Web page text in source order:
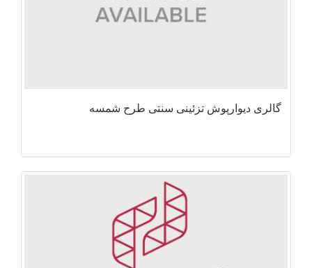
گالری دیوارپوش تزئینی سنتی طرح شمسه